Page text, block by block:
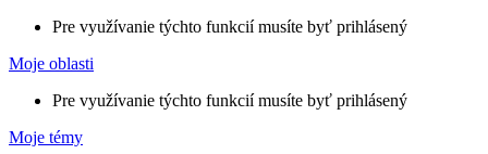
Pre využívanie týchto funkcií musíte byť prihlásený
Moje oblasti
Pre využívanie týchto funkcií musíte byť prihlásený
Moje témy